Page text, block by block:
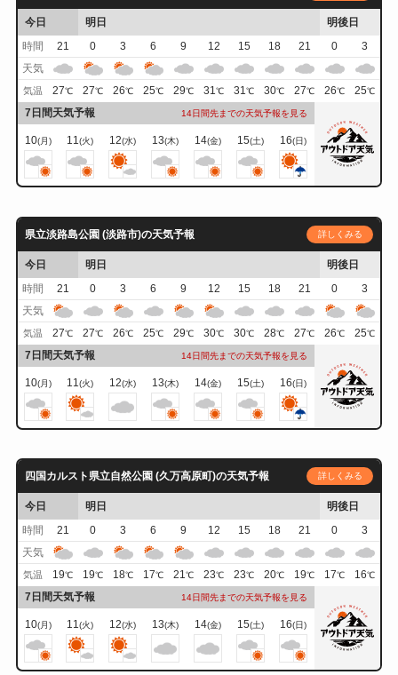
今日 明日
明後日
時間
21 0 3 6 9 12 15 18 21 0
3
天気
気温 27℃ 27℃ 26℃ 25℃ 29℃ 31℃ 31℃ 30℃ 27℃ 26℃ 25℃
7日間天気予報 14日間先までの天気予報を見る
10(月) 11(火) 12(水) 13(木) 14(金) 15(土) 16(日)
県立淡路島公園 (淡路市)の天気予報 詳しくみる
今日 明日
明後日
時間
21 0 3 6 9 12 15 18 21 0
3
天気
気温 27℃ 27℃ 26℃ 25℃ 29℃ 30℃ 30℃ 28℃ 27℃ 26℃ 25℃
7日間天気予報 14日間先までの天気予報を見る
10(月) 11(火) 12(水) 13(木) 14(金) 15(土) 16(日)
四国カルスト県立自然公園 (久万高原町)の天気予報 詳しくみる
今日 明日
明後日
時間
21 0 3 6 9 12 15 18 21 0
3
天気
気温 19℃ 19℃ 18℃ 17℃ 21℃ 23℃ 23℃ 20℃ 19℃ 17℃ 16℃
7日間天気予報 14日間先までの天気予報を見る
10(月) 11(火) 12(水) 13(木) 14(金) 15(土) 16(日)